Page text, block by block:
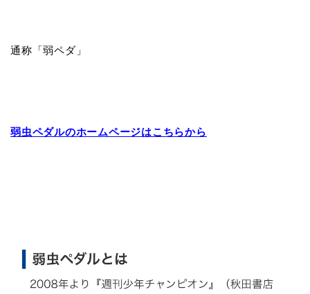
通称「弱ペダ」
弱虫ペダルのホームページはこちらから